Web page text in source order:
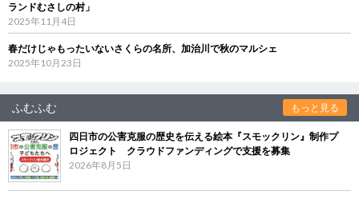
ランドむさしの村」
2025年11月4日
春だけじゃもったいないさくらの名所、加治川で秋のマルシェ
2025年10月23日
ふむふむ もっと見る
四日市の公害克服の歴史を伝える絵本『スモックリン』制作プ
ロジェクト クラウドファンディングで支援を募集
2026年8月5日